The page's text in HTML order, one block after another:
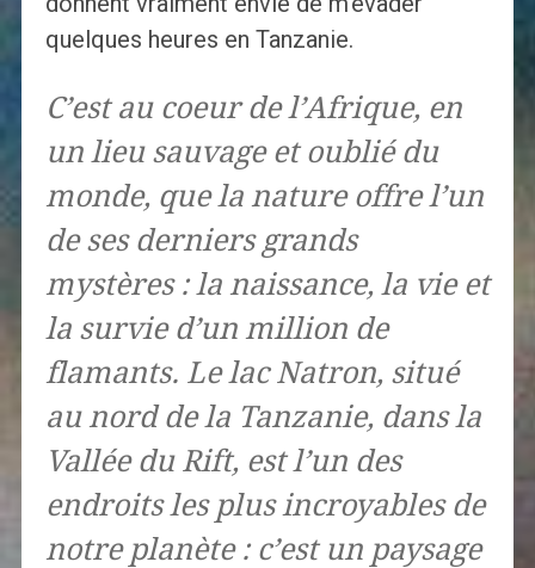
quelques heures en Tanzanie.
C’est au coeur de l’Afrique, en
un lieu sauvage et oublié du
monde, que la nature offre l’un
de ses derniers grands
mystères : la naissance, la vie et
la survie d’un million de
flamants. Le lac Natron, situé
au nord de la Tanzanie, dans la
Vallée du Rift, est l’un des
endroits les plus incroyables de
notre planète : c’est un paysage